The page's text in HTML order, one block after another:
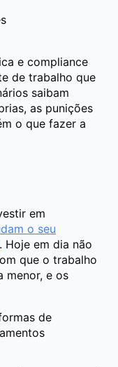
e compliance
de trabalho que
saibam
as punições
o que fazer a
em
o seu
. Hoje em dia não
que o trabalho
menor, e os
de